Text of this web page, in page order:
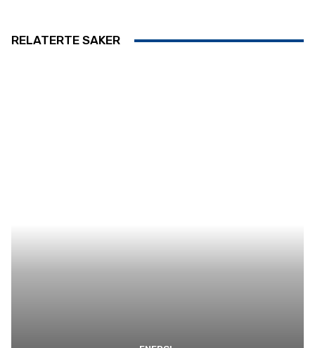
RELATERTE SAKER